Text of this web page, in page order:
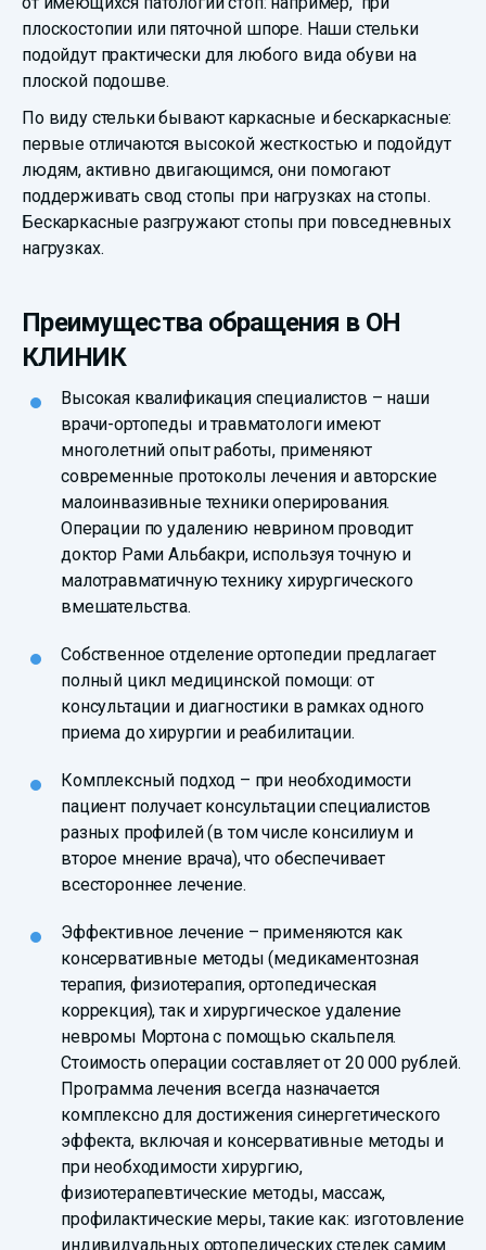
плоскостопии или пяточной шпоре. Наши стельки
подойдут практически для любого вида обуви на
плоской подошве.
По виду стельки бывают каркасные и бескаркасные:
первые отличаются высокой жесткостью и подойдут
людям, активно двигающимся, они помогают
поддерживать свод стопы при нагрузках на стопы.
Бескаркасные разгружают стопы при повседневных
нагрузках.
Преимущества обращения в ОН
КЛИНИК
Высокая квалификация специалистов – наши
врачи-ортопеды и травматологи имеют
многолетний опыт работы, применяют
современные протоколы лечения и авторские
малоинвазивные техники оперирования.
Операции по удалению неврином проводит
доктор Рами Альбакри, используя точную и
малотравматичную технику хирургического
вмешательства.
Собственное отделение ортопедии предлагает
полный цикл медицинской помощи: от
консультации и диагностики в рамках одного
приема до хирургии и реабилитации.
Комплексный подход – при необходимости
пациент получает консультации специалистов
разных профилей (в том числе консилиум и
второе мнение врача), что обеспечивает
всестороннее лечение.
Эффективное лечение – применяются как
консервативные методы (медикаментозная
терапия, физиотерапия, ортопедическая
коррекция), так и хирургическое удаление
невромы Мортона с помощью скальпеля.
Стоимость операции составляет от 20 000 рублей.
Программа лечения всегда назначается
комплексно для достижения синергетического
эффекта, включая и консервативные методы и
при необходимости хирургию,
физиотерапевтические методы, массаж,
профилактические меры, такие как: изготовление
индивидуальных ортопедических стелек самим